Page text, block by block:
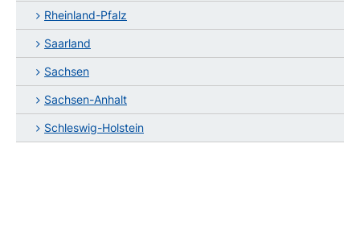
Rheinland-Pfalz
Saarland
Sachsen
Sachsen-Anhalt
Schleswig-Holstein